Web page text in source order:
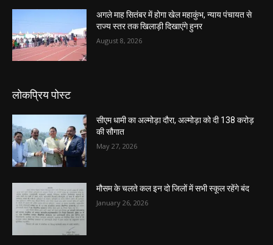
अगले माह सितंबर में होगा खेल महाकुंभ, न्याय पंचायत से
राज्य स्तर तक खिलाड़ी दिखाएंगे हुनर
August 8, 2026
लोकप्रिय पोस्ट
सीएम धामी का अल्मोड़ा दौरा, अल्मोड़ा को दी 138 करोड़
की सौगात
May 27, 2026
मौसम के चलते कल इन दो जिलों में सभी स्कूल रहेंगे बंद
January 26, 2026